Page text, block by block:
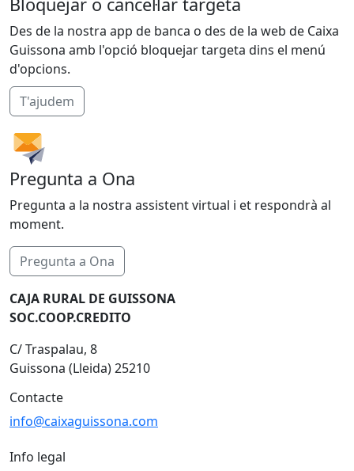
Des de la nostra app de banca o des de la web de Caixa
Guissona amb l'opció bloquejar targeta dins el menú
d'opcions.
T'ajudem
Pregunta a Ona
Pregunta a la nostra assistent virtual i et respondrà al
moment.
Pregunta a Ona
CAJA RURAL DE GUISSONA
SOC.COOP.CREDITO
C/ Traspalau, 8
Guissona (Lleida) 25210
Contacte
info@caixaguissona.com
Info legal